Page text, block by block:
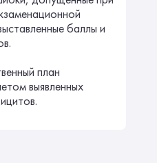
баллы и
план
выявленных